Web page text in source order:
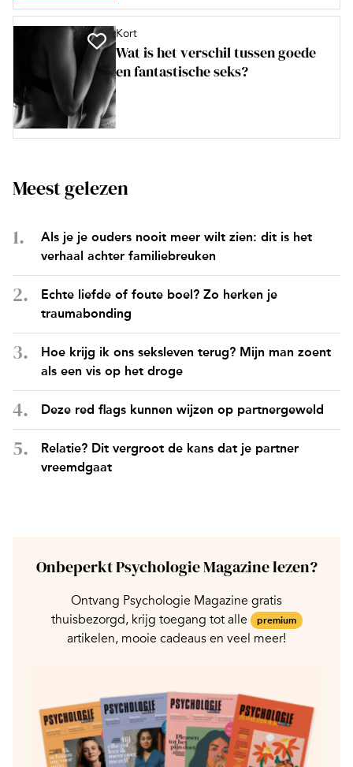
Kort
Wat is het verschil tussen goede
en fantastische seks?
Meest gelezen
Als je je ouders nooit meer wilt zien: dit is het
verhaal achter familiebreuken
Echte liefde of foute boel? Zo herken je
traumabonding
Hoe krijg ik ons seksleven terug? Mijn man zoent
als een vis op het droge
Deze red flags kunnen wijzen op partnergeweld
Relatie? Dit vergroot de kans dat je partner
vreemdgaat
Onbeperkt Psychologie Magazine lezen?
Ontvang Psychologie Magazine gratis
thuisbezorgd, krijg toegang tot alle
premium
artikelen, mooie cadeaus en veel meer!